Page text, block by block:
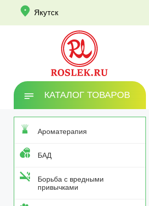
Якутск
КАТАЛОГ ТОВАРОВ
Ароматерапия
БАД
Борьба с вредными
привычками